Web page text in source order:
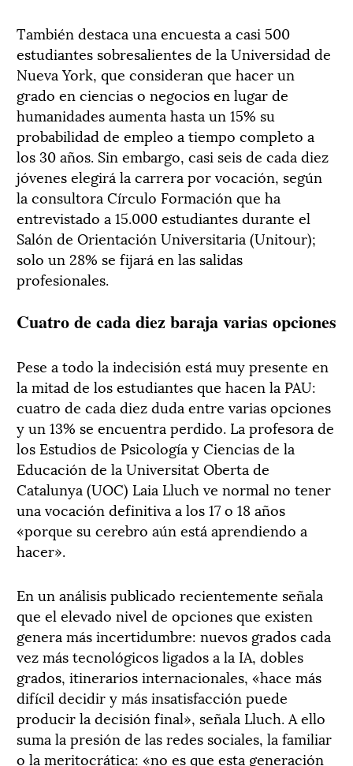
También destaca una encuesta a casi 500
estudiantes sobresalientes de la Universidad de
Nueva York, que consideran que hacer un
grado en ciencias o negocios en lugar de
humanidades aumenta hasta un 15% su
probabilidad de empleo a tiempo completo a
los 30 años. Sin embargo, casi seis de cada diez
jóvenes elegirá la carrera por vocación, según
la consultora Círculo Formación que ha
entrevistado a 15.000 estudiantes durante el
Salón de Orientación Universitaria (Unitour);
solo un 28% se fijará en las salidas
profesionales.
Cuatro de cada diez baraja varias opciones
Pese a todo la indecisión está muy presente en
la mitad de los estudiantes que hacen la PAU:
cuatro de cada diez duda entre varias opciones
y un 13% se encuentra perdido. La profesora de
los Estudios de Psicología y Ciencias de la
Educación de la Universitat Oberta de
Catalunya (UOC) Laia Lluch ve normal no tener
una vocación definitiva a los 17 o 18 años
«porque su cerebro aún está aprendiendo a
hacer».
En un análisis publicado recientemente señala
que el elevado nivel de opciones que existen
genera más incertidumbre: nuevos grados cada
vez más tecnológicos ligados a la IA, dobles
grados, itinerarios internacionales, «hace más
difícil decidir y más insatisfacción puede
producir la decisión final», señala Lluch. A ello
suma la presión de las redes sociales, la familiar
o la meritocrática: «no es que esta generación